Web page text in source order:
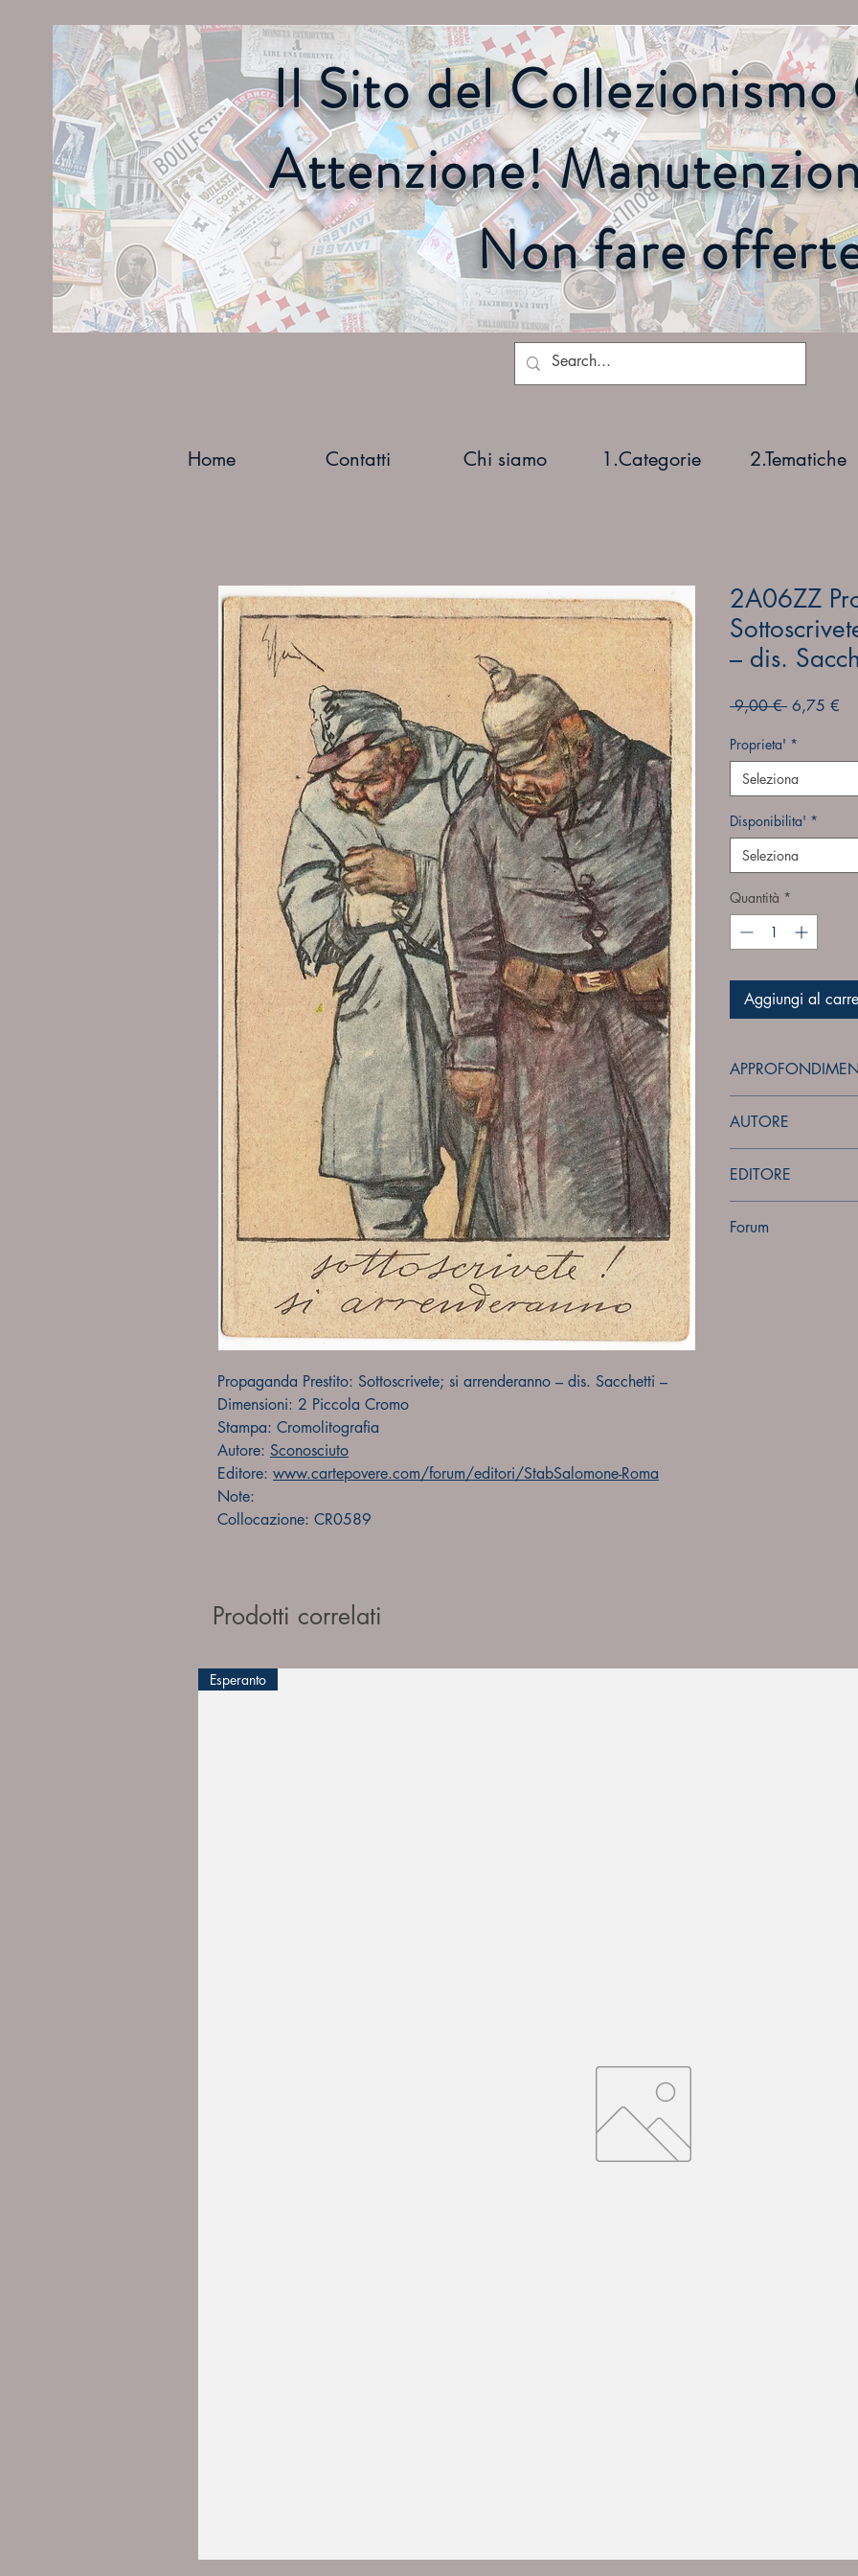
Il Sito del
Attenzione!
Non fare
Propaganda Prestito: Sottoscrivete; si arrenderanno – dis. Sacchetti –
Dimensioni: 2 Piccola Cromo
Stampa: Cromolitografia
Autore: Sconosciuto
Editore: www.cartepovere.com/forum/editori/StabSalomone-Roma
Note:
Collocazione: CR0589
2A06ZZ
– dis.
9,00 € Prezzo
6,75 €
Proprieta' *
Seleziona
Disponibilita' *
Seleziona
Quantità *
Aggiungi al
AUTORE
EDITORE
Forum
Prodotti correlati
Esperanto
Home Contatti Chi siamo 1.Categorie 2.Tematiche